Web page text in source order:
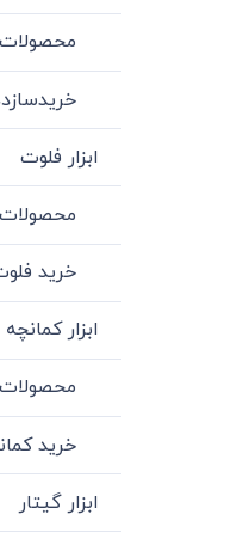
ابزار فلوت
خرید
ابزار کمانچه
خرید
ابزار گیتار